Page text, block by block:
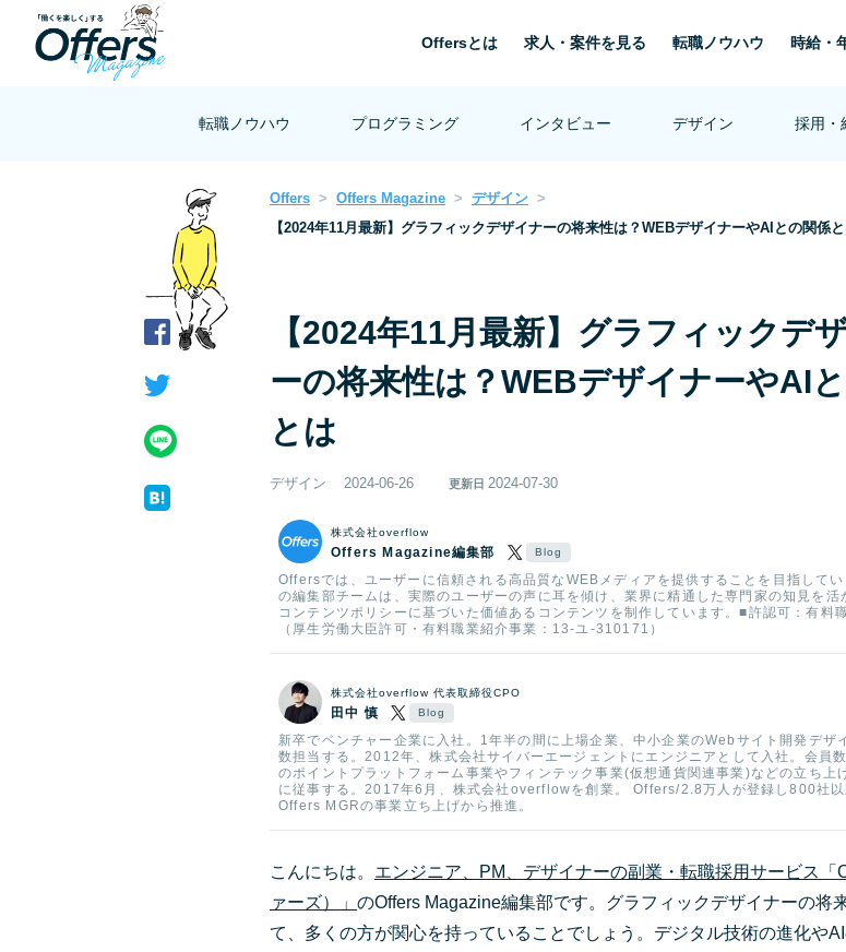
Offersとは 求人・案件を見る 転職ノウハウ 時給・
転職ノウハウ プログラミング インタビュー デザイン 採用・
Offers Offers Magazine
デザイン
【2024年11月最新】グラフィックデザイナーの将来性は？WEBデザイナーやAIとの関係
【2024年11月最新】グラフィックデ
ーの将来性は？WEBデザイナーやAI
とは
デザイン 2024-06-26 更新日 2024-07-30
株式会社overflow
Offers Magazine編集部
Offersでは、ユーザーに信頼される高品質なWEBメディアを提供することを目指して
の編集部チームは、実際のユーザーの声に耳を傾け、業界に精通した専門家の知見を活
コンテンツポリシーに基づいた価値あるコンテンツを制作しています。■許認可：有料
（厚生労働大臣許可・有料職業紹介事業：13-ユ-310171）
株式会社overflow 代表取締役CPO
田中 慎
新卒でベンチャー企業に入社。1年半の間に上場企業、中小企業のWebサイト開発デザ
数担当する。2012年、株式会社サイバーエージェントにエンジニアとして入社。会員
のポイントプラットフォーム事業やフィンテック事業(仮想通貨関連事業)などの立ち上
に従事する。2017年6月、株式会社overflowを創業。 Offers/2.8万人が登録し800社以
Offers MGRの事業立ち上げから推進。
こんにちは。 エンジニア、PM、デザイナーの副業・転職採用サービス「
ァーズ）」 のOffers Magazine編集部です。グラフィックデザイナーの将
て、多くの方が関心を持っていることでしょう。デジタル技術の進化や